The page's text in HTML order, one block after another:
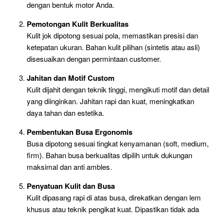
dengan bentuk motor Anda.
Pemotongan Kulit Berkualitas
Kulit jok dipotong sesuai pola, memastikan presisi dan
ketepatan ukuran. Bahan kulit pilihan (sintetis atau asli)
disesuaikan dengan permintaan customer.
Jahitan dan Motif Custom
Kulit dijahit dengan teknik tinggi, mengikuti motif dan detail
yang diinginkan. Jahitan rapi dan kuat, meningkatkan
daya tahan dan estetika.
Pembentukan Busa Ergonomis
Busa dipotong sesuai tingkat kenyamanan (soft, medium,
firm). Bahan busa berkualitas dipilih untuk dukungan
maksimal dan anti ambles.
Penyatuan Kulit dan Busa
Kulit dipasang rapi di atas busa, direkatkan dengan lem
khusus atau teknik pengikat kuat. Dipastikan tidak ada